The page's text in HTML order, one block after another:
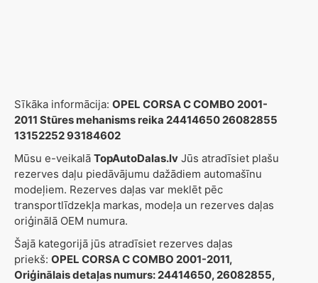
Sīkāka informācija: OPEL CORSA C COMBO 2001-
2011 Stūres mehanisms reika 24414650 26082855
13152252 93184602
Mūsu e-veikalā TopAutoDalas.lv Jūs atradīsiet plašu
rezerves daļu piedāvājumu dažādiem automašīnu
modeļiem. Rezerves daļas var meklēt pēc
transportlīdzekļa markas, modeļa un rezerves daļas
oriģinālā OEM numura.
Šajā kategorijā jūs atradīsiet rezerves daļas
priekš: OPEL CORSA C COMBO 2001-2011,
Oriģinālais detaļas numurs: 24414650, 26082855,